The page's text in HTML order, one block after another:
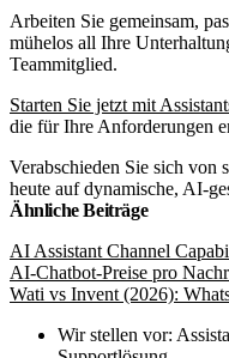
Arbeiten Sie gemeinsam,
mühelos all Ihre
Teammitglied.
Starten Sie jetzt mit
die für Ihre Anforderungen
Verabschieden Sie sich von
heute auf dynamische, AI-
Ähnliche Beiträge
AI Assistant Channel
AI-Chatbot-Preise pro
Wati vs Invent (2026):
Wir stellen vor: